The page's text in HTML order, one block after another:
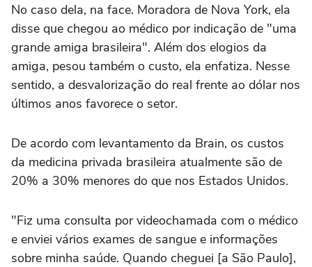
No caso dela, na face. Moradora de Nova York, ela
disse que chegou ao médico por indicação de "uma
grande amiga brasileira". Além dos elogios da
amiga, pesou também o custo, ela enfatiza. Nesse
sentido, a desvalorização do real frente ao dólar nos
últimos anos favorece o setor.
De acordo com levantamento da Brain, os custos
da medicina privada brasileira atualmente são de
20% a 30% menores do que nos Estados Unidos.
"Fiz uma consulta por videochamada com o médico
e enviei vários exames de sangue e informações
sobre minha saúde. Quando cheguei [a São Paulo],